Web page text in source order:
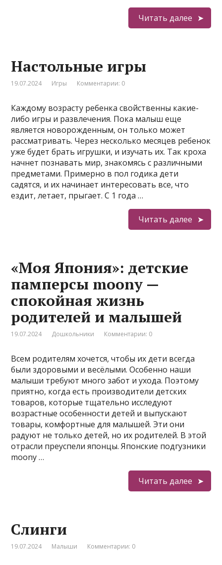
Читать далее
Настольные игры
19.07.2024 Игры Комментарии: 0
Каждому возрасту ребенка свойственны какие-
либо игры и развлечения. Пока малыш еще
является новорожденным, он только может
рассматривать. Через несколько месяцев ребенок
уже будет брать игрушки, и изучать их. Так кроха
начнет познавать мир, знакомясь с различными
предметами. Примерно в пол годика дети
садятся, и их начинает интересовать все, что
ездит, летает, прыгает. С 1 года …
Читать далее
«Моя Япония»: детские
памперсы moony —
спокойная жизнь
родителей и малышей
19.07.2024 Дошкольники Комментарии: 0
Всем родителям хочется, чтобы их дети всегда
были здоровыми и весёлыми. Особенно наши
малыши требуют много забот и ухода. Поэтому
приятно, когда есть производители детских
товаров, которые тщательно исследуют
возрастные особенности детей и выпускают
товары, комфортные для малышей. Эти они
радуют не только детей, но их родителей. В этой
отрасли преуспели японцы. Японские подгузники
moony …
Читать далее
Слинги
19.07.2024 Малыши Комментарии: 0